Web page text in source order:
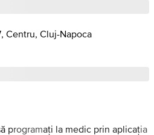
Centru, Cluj-Napoca
programați la medic prin aplicația